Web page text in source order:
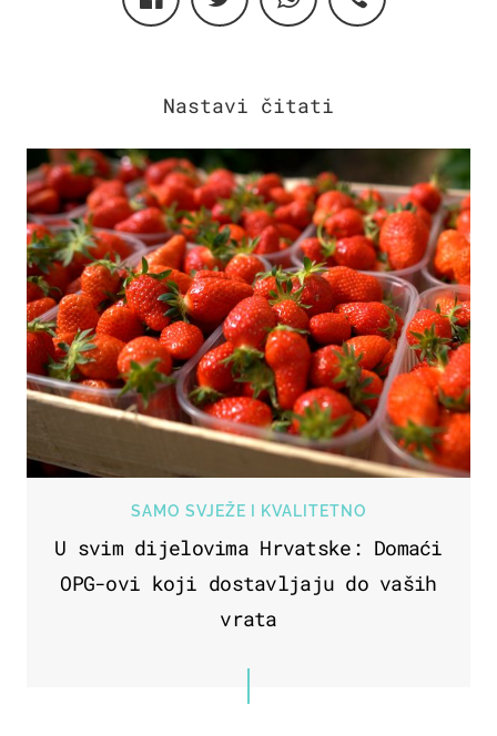
SAMO SVJEŽE I KVALITETNO
U svim dijelovima Hrvatske: Domaći
OPG-ovi koji dostavljaju do vaših
vrata